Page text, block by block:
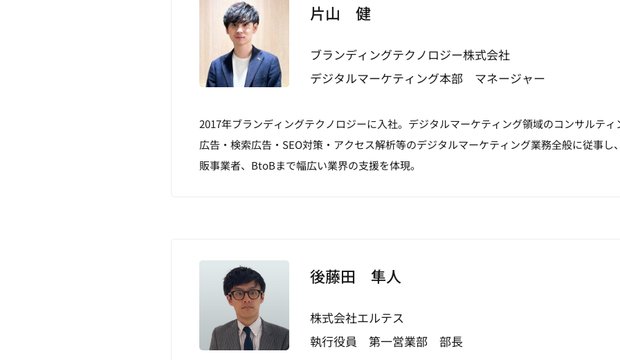
片山 健
ブランディングテクノロジー株式会社
デジタルマーケティング本部 マネージャー
2017年ブランディングテクノロジーに入社。デジタルマーケティング領域のコンサルテ
広告・検索広告・SEO対策・アクセス解析等のデジタルマーケティング業務全般に従事し
販事業者、BtoBまで幅広い業界の支援を体現。
後藤田 隼人
株式会社エルテス
執行役員 第一営業部 部長